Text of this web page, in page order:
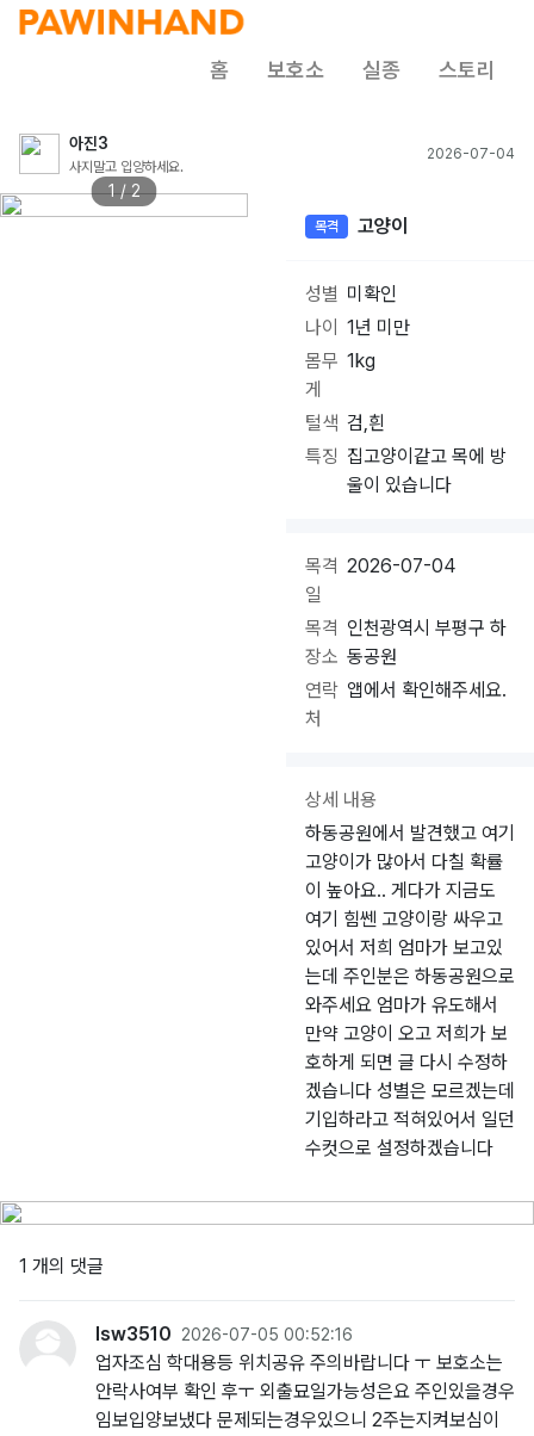
홈 보호소 실종 스토리
아진3
사지말고 입양하세요.
2026-07-04
1 / 2
목격 고양이
성별 미확인
나이
1년 미만
몸무
게
1kg
털색 검,흰
특징 집고양이같고 목에 방
울이 있습니다
목격
일
2026-07-04
목격
장소
인천광역시 부평구 하
동공원
연락
처
앱에서 확인해주세요.
상세 내용
하동공원에서 발견했고 여기
고양이가 많아서 다칠 확률
이 높아요.. 게다가 지금도
여기 힘쎈 고양이랑 싸우고
있어서 저희 엄마가 보고있
는데 주인분은 하동공원으로
와주세요 엄마가 유도해서
만약 고양이 오고 저희가 보
호하게 되면 글 다시 수정하
겠습니다 성별은 모르겠는데
기입하라고 적혀있어서 일던
수컷으로 설정하겠습니다
1 개의 댓글
lsw3510 2026-07-05 00:52:16
업자조심 학대용등 위치공유 주의바랍니다 ㅜ 보호소는
안락사여부 확인 후ㅜ 외출묘일가능성은요 주인있을경우
임보입양보냈다 문제되는경우있으니 2주는지켜보심이